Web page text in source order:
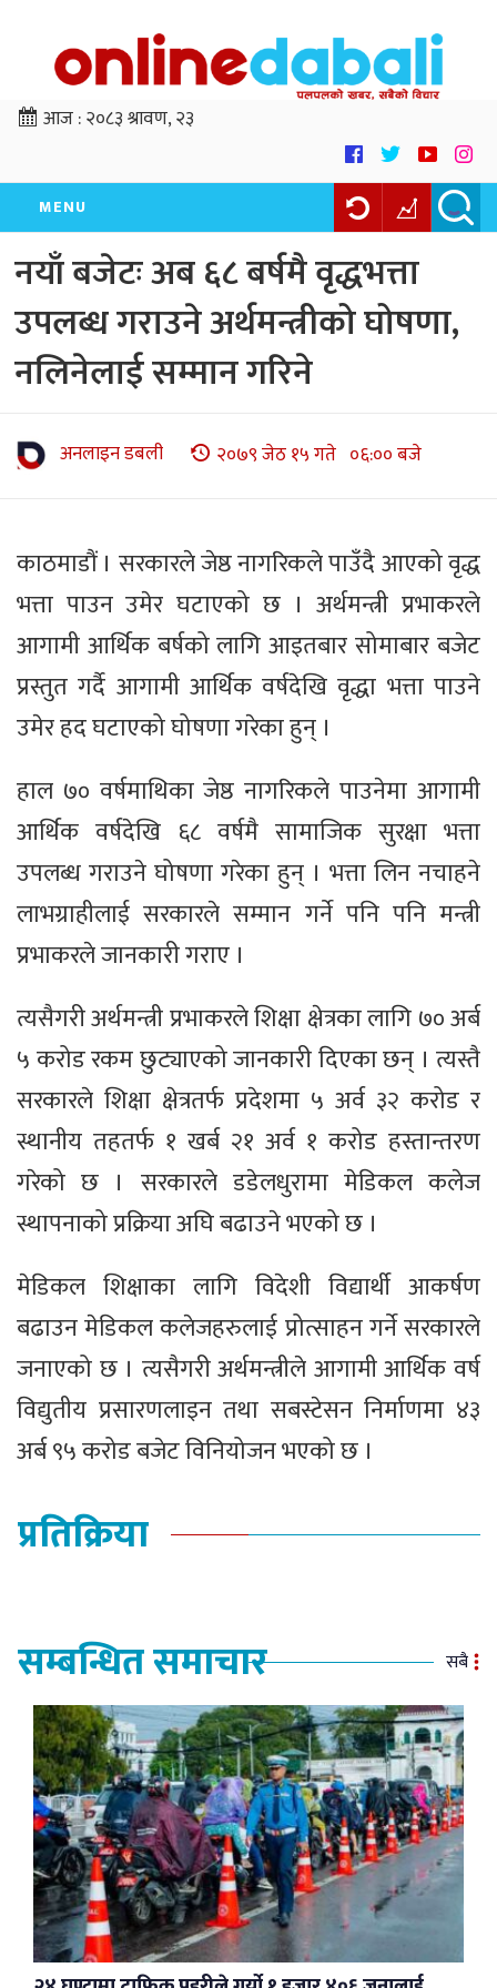
आज :२०८३ श्रावण, २३
MENU
नयाँ बजेटः अब ६८ बर्षमै वृद्धभत्ता
उपलब्ध गराउने अर्थमन्त्रीको घोषणा,
नलिनेलाई सम्मान गरिने
अनलाइन डबली २०७९ जेठ १५ गते ०६:०० बजे
काठमाडौं । सरकारले जेष्ठ नागरिकले पाउँदै आएको वृद्ध
भत्ता पाउन उमेर घटाएको छ । अर्थमन्त्री प्रभाकरले
आगामी आर्थिक बर्षको लागि आइतबार सोमाबार बजेट
प्रस्तुत गर्दै आगामी आर्थिक वर्षदेखि वृद्धा भत्ता पाउने
उमेर हद घटाएको घोषणा गरेका हुन् ।
​हाल ७० वर्षमाथिका जेष्ठ नागरिकले पाउनेमा आगामी
आर्थिक वर्षदेखि ६८ वर्षमै सामाजिक सुरक्षा भत्ता
उपलब्ध गराउने घोषणा गरेका हुन‍् । भत्ता लिन नचाहने
लाभग्राहीलाई सरकारले सम्मान गर्ने पनि पनि मन्त्री
प्रभाकरले जानकारी गराए ।
त्यसैगरी अर्थमन्त्री प्रभाकरले शिक्षा क्षेत्रका लागि ७० अर्ब
५ करोड रकम छुट्याएको जानकारी दिएका छन् । त्यस्तै
सरकारले शिक्षा क्षेत्रतर्फ प्रदेशमा ५ अर्व ३२ करोड र
स्थानीय तहतर्फ १ खर्ब २१ अर्व १ करोड हस्तान्तरण
गरेको छ । सरकारले डडेलधुरामा मेडिकल कलेज
स्थापनाको प्रक्रिया अघि बढाउने भएको छ ।
मेडिकल शिक्षाका लागि विदेशी विद्यार्थी आकर्षण
बढाउन मेडिकल कलेजहरुलाई प्रोत्साहन गर्ने सरकारले
जनाएको छ । त्यसैगरी अर्थमन्त्रीले आगामी आर्थिक वर्ष
विद्युतीय प्रसारणलाइन तथा सबस्टेसन निर्माणमा ४३
अर्ब ९५ करोड बजेट विनियोजन भएको छ ।
प्रतिक्रिया
सम्बन्धित समाचार सबै